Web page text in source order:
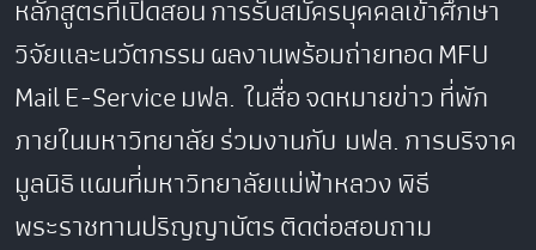
หลักสูตรที่เปิดสอนการรับสมัครบุคคลเข้าศึกษา
วิจัยและนวัตกรรมผลงานพร้อมถ่ายทอดMFU
MailE-Serviceมฟล. ในสื่อจดหมายข่าวที่พัก
ภายในมหาวิทยาลัยร่วมงานกับ มฟล.การบริจาค
มูลนิธิแผนที่มหาวิทยาลัยแม่ฟ้าหลวงพิธี
พระราชทานปริญญาบัตรติดต่อสอบถาม